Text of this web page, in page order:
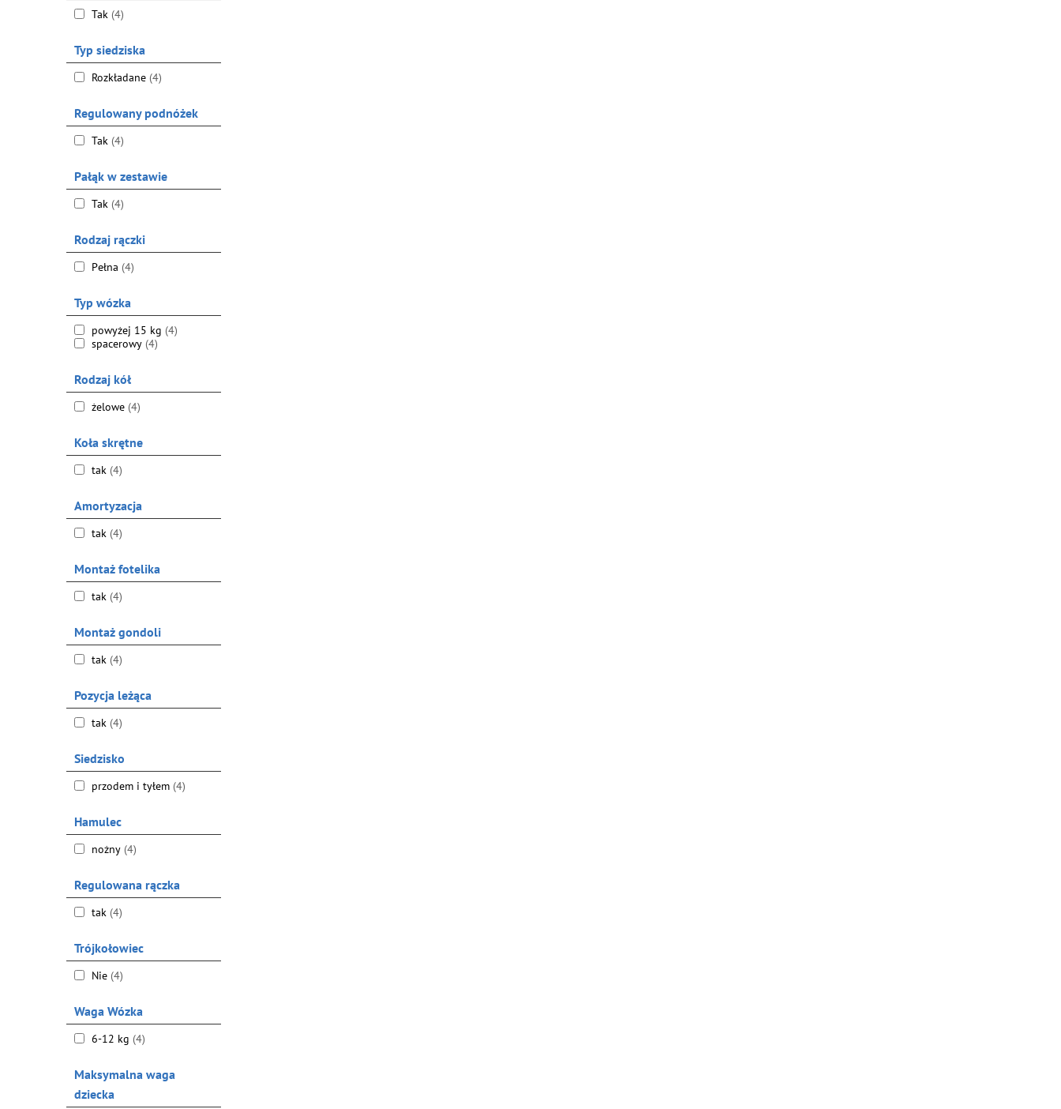
Tak (4)
Typ siedziska
Rozkładane (4)
Regulowany podnóżek
Tak (4)
Pałąk w zestawie
Tak (4)
Rodzaj rączki
Pełna (4)
Typ wózka
powyżej 15 kg (4)
spacerowy (4)
Rodzaj kół
żelowe (4)
Koła skrętne
tak (4)
Amortyzacja
tak (4)
Montaż fotelika
tak (4)
Montaż gondoli
tak (4)
Pozycja leżąca
tak (4)
Siedzisko
przodem i tyłem (4)
Hamulec
nożny (4)
Regulowana rączka
tak (4)
Trójkołowiec
Nie (4)
Waga Wózka
6-12 kg (4)
Maksymalna waga
dziecka